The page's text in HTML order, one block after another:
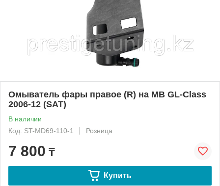
Омыватель фары правое (R) на MB GL-Class
2006-12 (SAT)
В наличии
Код: ST-MD69-110-1
Розница
7 800 ₸
Купить